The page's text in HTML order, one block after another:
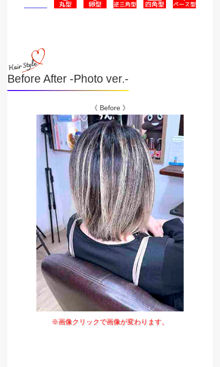
Before After -Photo ver.-
《 Before 》
※画像クリックで画像が変わります。